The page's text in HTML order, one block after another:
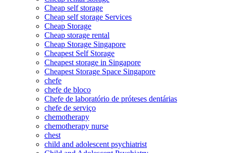
Cheap self storage
Cheap self storage Services
Cheap Storage
Cheap storage rental
Cheap Storage Singapore
Cheapest Self Storage
Cheapest storage in Singapore
Cheapest Storage Space Singapore
chefe
chefe de bloco
Chefe de laboratório de próteses dentárias
chefe de serviço
chemotherapy
chemotherapy nurse
chest
child and adolescent psychiatrist